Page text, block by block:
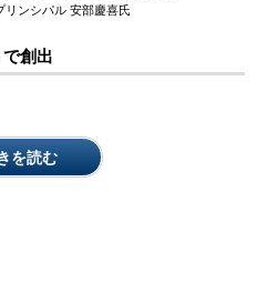
リンシパル 安部慶喜氏
創出
を読む